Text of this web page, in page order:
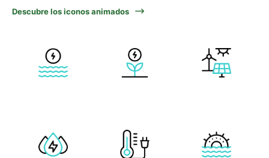
Descubre los iconos animados